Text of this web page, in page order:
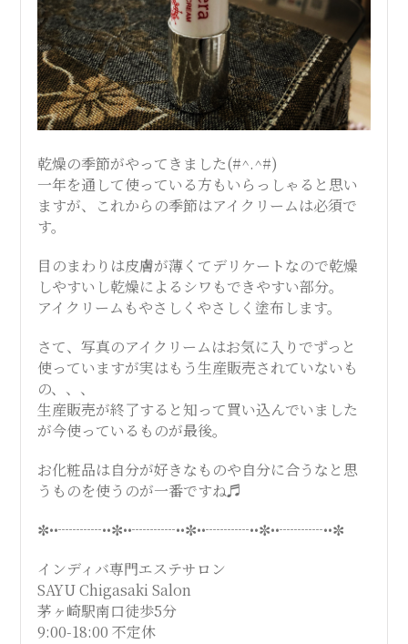
乾燥の季節がやってきました(#^.^#)
一年を通して使っている方もいらっしゃると思い
ますが、これからの季節はアイクリームは必須で
す。
目のまわりは皮膚が薄くてデリケートなので乾燥
しやすいし乾燥によるシワもできやすい部分。
アイクリームもやさしくやさしく塗布します。
さて、写真のアイクリームはお気に入りでずっと
使っていますが実はもう生産販売されていないも
の、、、
生産販売が終了すると知って買い込んでいました
が今使っているものが最後。
お化粧品は自分が好きなものや自分に合うなと思
うものを使うのが一番ですね♬
✼••┈┈┈••✼••┈┈┈••✼••┈┈┈••✼••┈┈┈••✼
インディバ専門エステサロン
SAYU Chigasaki Salon
茅ヶ崎駅南口徒歩5分
9:00-18:00 不定休